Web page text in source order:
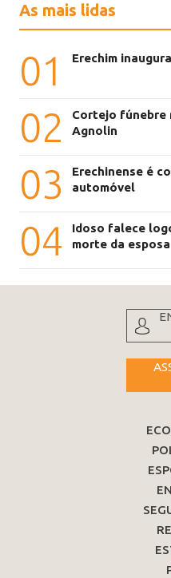
As mais lidas
01 Erechim
02
Cortejo fúnebre
Agnolin
03
Erechinense é
automóvel
04
Idoso falece
morte da esposa